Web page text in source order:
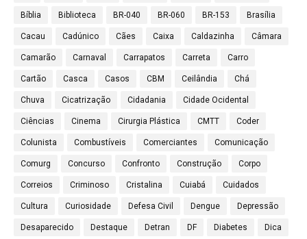
Bíblia Biblioteca BR-040 BR-060 BR-153 Brasília
Cacau Cadúnico Cães Caixa Caldazinha Câmara
Camarão Carnaval Carrapatos Carreta Carro
Cartão Casca Casos CBM Ceilândia Chá
Chuva Cicatrização Cidadania Cidade Ocidental
Ciências Cinema Cirurgia Plástica CMTT Coder
Colunista Combustíveis Comerciantes Comunicação
Comurg Concurso Confronto Construção Corpo
Correios Criminoso Cristalina Cuiabá Cuidados
Cultura Curiosidade Defesa Civil Dengue Depressão
Desaparecido Destaque Detran DF Diabetes Dica